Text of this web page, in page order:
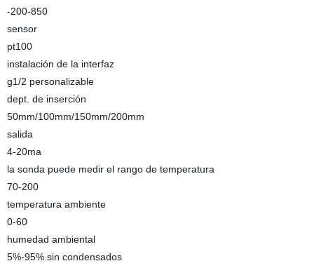
-200-850
sensor
pt100
instalación de la interfaz
g1/2 personalizable
dept. de inserción
50mm/100mm/150mm/200mm
salida
4-20ma
la sonda puede medir el rango de temperatura
70-200
temperatura ambiente
0-60
humedad ambiental
5%-95% sin condensados